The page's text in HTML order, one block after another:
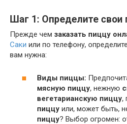
Шаг 1: Определите свои
Прежде чем заказать пиццу
Саки или по телефону,
вам нужна:
Виды пиццы:
мясную пиццу, нежную
вегетарианскую пиццу,
пиццу или, может быть,
пиццу? Выбор огромен: